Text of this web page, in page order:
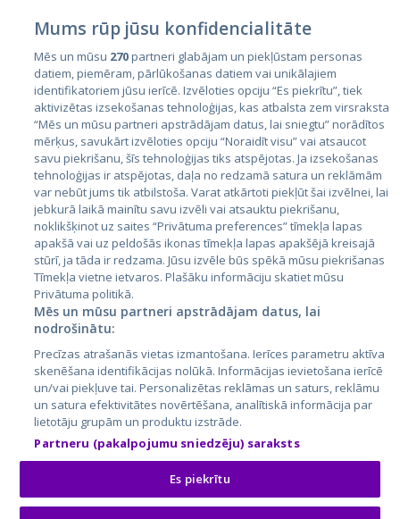
Valstis
Igaunija
Latvija
Lietuva
City24.lv
City24.ee
GetaPro.lv
GetaPro.ee
Skelbiu.lt
Autoplius.lt
Aruodas.lt
Kainos.lt
Paslaugos.lt
auto24.ee
KV.ee
Osta.ee
KuldneBörs.ee
Mums rūp jūsu konfidencialitāte
Mēs un mūsu 270partneri glabājam un piekļūstam personas
datiem, piemēram, pārlūkošanas datiem vai unikālajiem
identifikatoriem jūsu ierīcē. Izvēloties opciju “Es piekrītu”, tiek
aktivizētas izsekošanas tehnoloģijas, kas atbalsta zem virsraksta
“Mēs un mūsu partneri apstrādājam datus, lai sniegtu” norādītos
mērķus, savukārt izvēloties opciju “Noraidīt visu” vai atsaucot
savu piekrišanu, šīs tehnoloģijas tiks atspējotas. Ja izsekošanas
tehnoloģijas ir atspējotas, daļa no redzamā satura un reklāmām
var nebūt jums tik atbilstoša. Varat atkārtoti piekļūt šai izvēlnei, lai
jebkurā laikā mainītu savu izvēli vai atsauktu piekrišanu,
noklikšķinot uz saites “Privātuma preferences” tīmekļa lapas
apakšā vai uz peldošās ikonas tīmekļa lapas apakšējā kreisajā
stūrī, ja tāda ir redzama. Jūsu izvēle būs spēkā mūsu piekrišanas
Tīmekļa vietne ietvaros. Plašāku informāciju skatiet mūsu
Privātuma politikā.
Mēs un mūsu partneri apstrādājam datus, lai
nodrošinātu:
Precīzas atrašanās vietas izmantošana. Ierīces parametru aktīva
skenēšana identifikācijas nolūkā. Informācijas ievietošana ierīcē
un/vai piekļuve tai. Personalizētas reklāmas un saturs, reklāmu
un satura efektivitātes novērtēšana, analītiskā informācija par
lietotāju grupām un produktu izstrāde.
Partneru (pakalpojumu sniedzēju) saraksts
Es piekrītu